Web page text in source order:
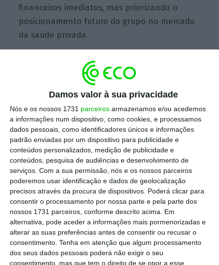
Damos valor à sua privacidade
Nós e os nossos 1731 parceiros armazenamos e/ou acedemos
a informações num dispositivo, como cookies, e processamos
dados pessoais, como identificadores únicos e informações
padrão enviadas por um dispositivo para publicidade e
conteúdos personalizados, medição de publicidade e
conteúdos, pesquisa de audiências e desenvolvimento de
serviços. Com a sua permissão, nós e os nossos parceiros
poderemos usar identificação e dados de geolocalização
precisos através da procura de dispositivos. Poderá clicar para
consentir o processamento por nossa parte e pela parte dos
nossos 1731 parceiros, conforme descrito acima. Em
alternativa, pode aceder a informações mais pormenorizadas e
alterar as suas preferências antes de consentir ou recusar o
consentimento. Tenha em atenção que algum processamento
dos seus dados pessoais poderá não exigir o seu
consentimento, mas que tem o direito de se opor a esse
financeiros imediatos, mas priorizando o
posicionamento futuro do grupo no mercado
da saúde privada.
Lusíadas Saúde admite interesse em novas PPP
Ler Mais
“É um ano que chamamos, em termos anglo-
saxónicos, que tem ‘ramp-up’ [aumento
gradual], estamos em crescimento acelerado.
O ano de 2025 é um ano marcado por forte
investimento, quer em pessoas, quer em
equipamentos e infraestruturas e, portanto, o
crescimento das vendas situou-se na ordem
dos 474 milhões de euros, com um crescimento
relativamente a 2024 na ordem dos 14% e,
naturalmente castigámos, em prol do